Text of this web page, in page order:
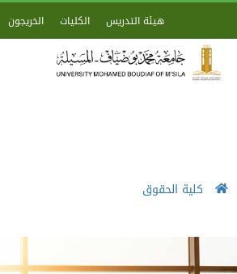
هيئة التدريس الكليات الخريجون
كلية الحقوق